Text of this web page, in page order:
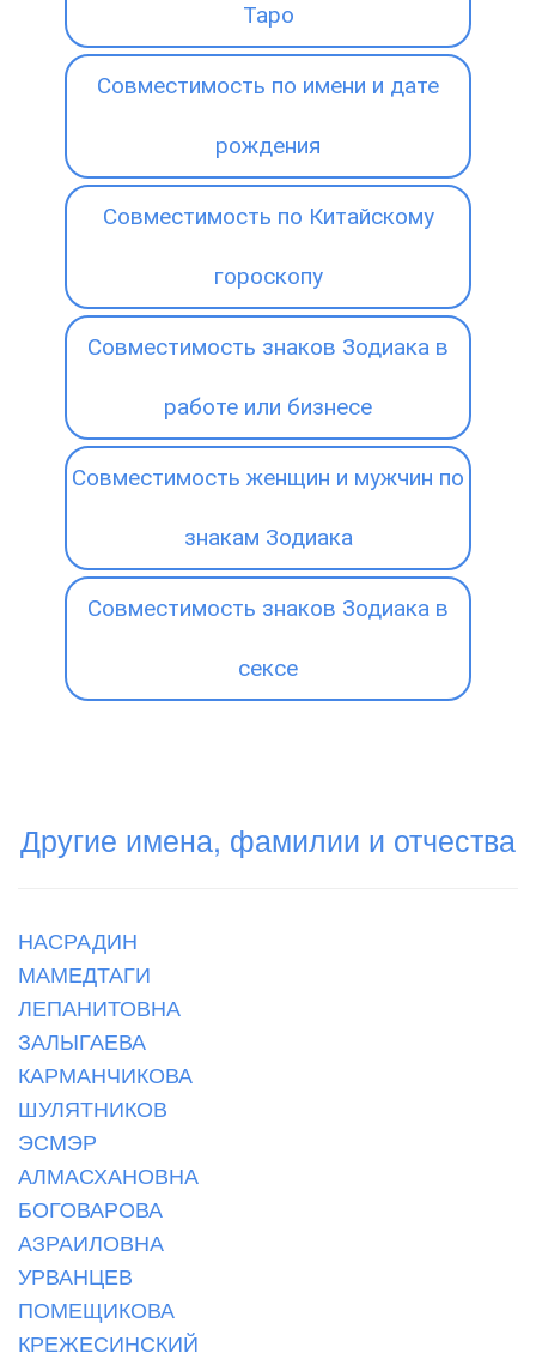
Таро
Совместимость по имени и дате
рождения
Совместимость по Китайскому
гороскопу
Совместимость знаков Зодиака в
работе или бизнесе
Совместимость женщин и мужчин по
знакам Зодиака
Совместимость знаков Зодиака в
сексе
Другие имена, фамилии и отчества
НАСРАДИН
МАМЕДТАГИ
ЛЕПАНИТОВНА
ЗАЛЫГАЕВА
КАРМАНЧИКОВА
ШУЛЯТНИКОВ
ЭСМЭР
АЛМАСХАНОВНА
БОГОВАРОВА
АЗРАИЛОВНА
УРВАНЦЕВ
ПОМЕЩИКОВА
КРЕЖЕСИНСКИЙ